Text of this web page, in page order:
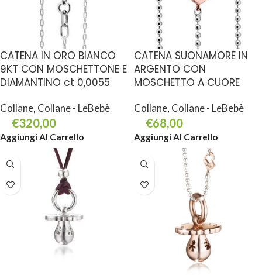
CATENA IN ORO BIANCO
9KT CON MOSCHETTONE E
DIAMANTINO ct 0,0055
Collane, Collane - LeBebè
€320,00
Aggiungi Al Carrello
CATENA SUONAMORE IN
ARGENTO CON
MOSCHETTO A CUORE
Collane, Collane - LeBebè
€68,00
Aggiungi Al Carrello